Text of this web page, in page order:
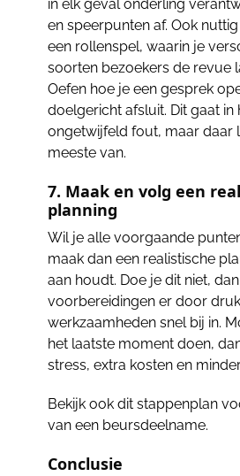
in elk geval onderling
en speerpunten af. Ook
een rollenspel, waarin je
soorten bezoekers de revue
Oefen hoe je een gesprek
doelgericht afsluit. Dit gaat in
ongetwijfeld fout, maar daar
meeste van.
7. Maak en volg een
planning
Wil je alle voorgaande
maak dan een realistische
aan houdt. Doe je dit niet,
voorbereidingen er door
werkzaamheden snel bij in.
het laatste moment doen,
stress, extra kosten en
Bekijk ook dit stappenplan
van een beursdeelname.
Conclusie